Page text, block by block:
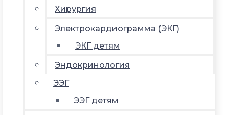
Хирургия
Электрокардиограмма (ЭКГ)
ЭКГ детям
Эндокринология
ЭЭГ
ЭЭГ детям